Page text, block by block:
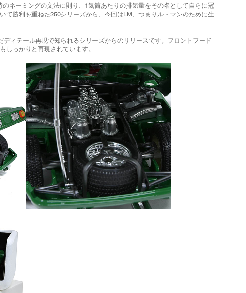
ネーミングの文法に則り、1気筒あたりの排気量をその名として自らに冠
勝利を重ねた250シリーズから、今回はLM、つまりル・マンのために生
ィテール再現で知られるシリーズからのリリースです。フロントフード
っかりと再現されています。